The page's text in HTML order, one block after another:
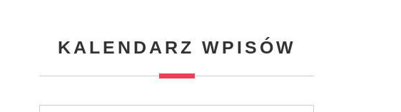
KALENDARZ WPISÓW